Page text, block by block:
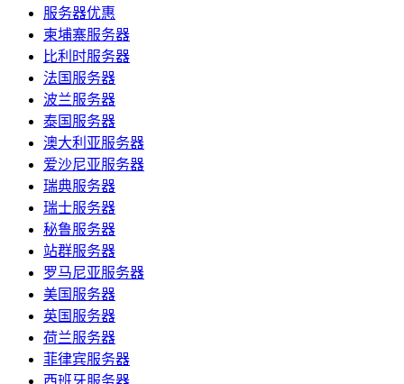
服务器优惠
柬埔寨服务器
比利时服务器
法国服务器
波兰服务器
泰国服务器
澳大利亚服务器
爱沙尼亚服务器
瑞典服务器
瑞士服务器
秘鲁服务器
站群服务器
罗马尼亚服务器
美国服务器
英国服务器
荷兰服务器
菲律宾服务器
西班牙服务器